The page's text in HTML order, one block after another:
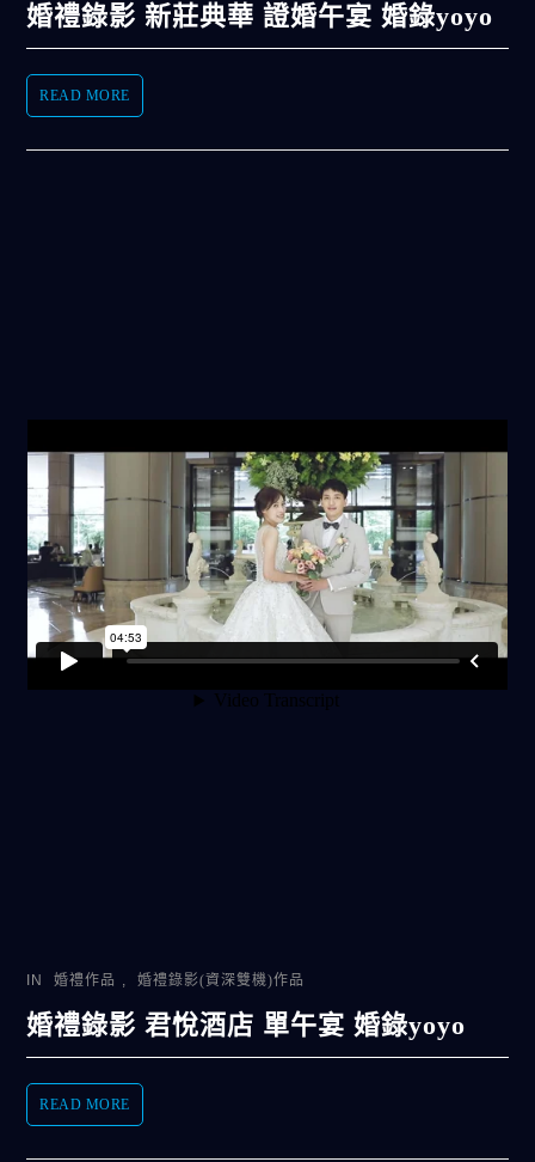
婚禮錄影 新莊典華 證婚午宴 婚錄yoyo
READ MORE
IN 婚禮作品 , 婚禮錄影(資深雙機)作品
婚禮錄影 君悅酒店 單午宴 婚錄yoyo
READ MORE